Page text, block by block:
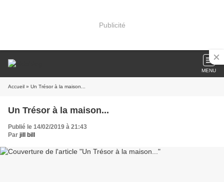
Publicité
MENU
Accueil » Un Trésor à la maison...
Un Trésor à la maison...
Publié le 14/02/2019 à 21:43
Par jill bill